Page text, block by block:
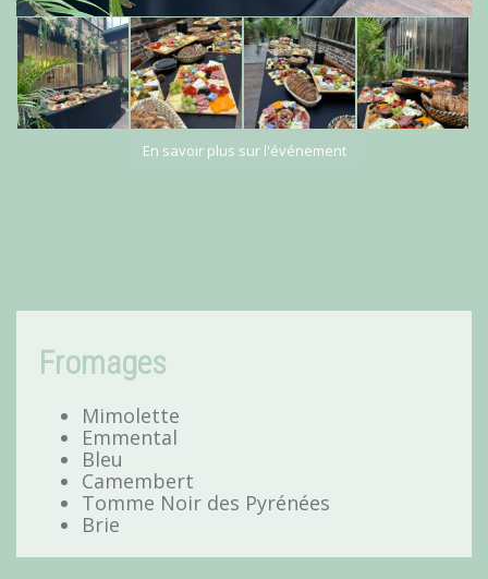
En savoir plus sur l'événement
Fromages
Mimolette
Emmental
Bleu
Camembert
Tomme Noir des Pyrénées
Brie